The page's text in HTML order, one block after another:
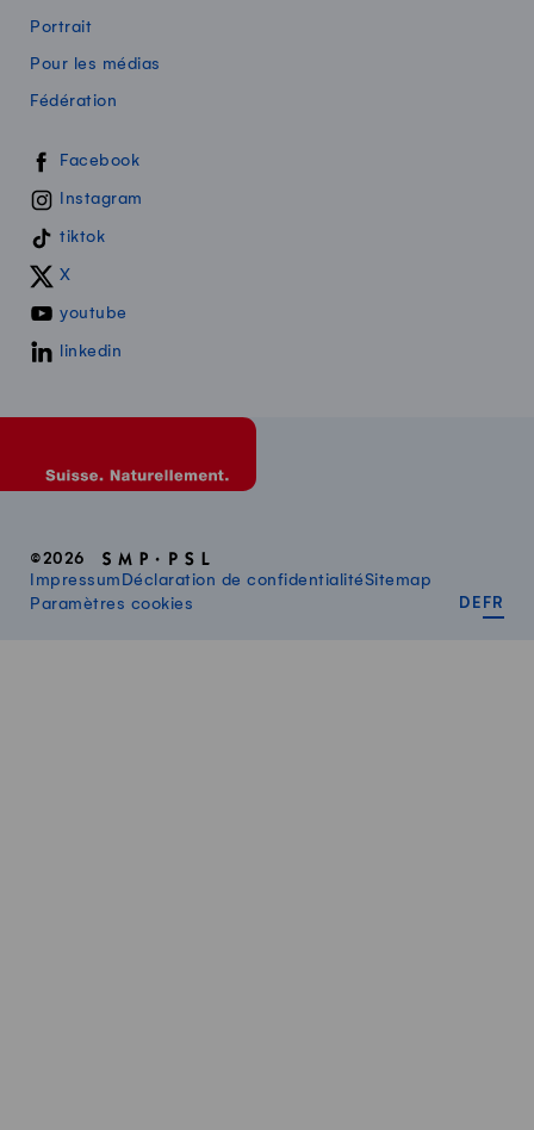
Portrait
Pour les médias
Fédération
Swissmilk sur les réseaux sociaux
Facebook
Instagram
tiktok
X
youtube
linkedin
©2026
Impressum Déclaration de confidentialitéSitemap
Paramètres cookies
DE FR